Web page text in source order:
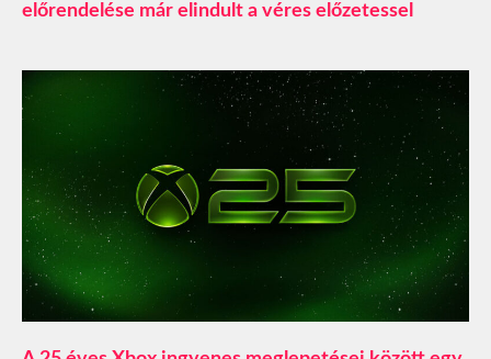
előrendelése már elindult a véres előzetessel